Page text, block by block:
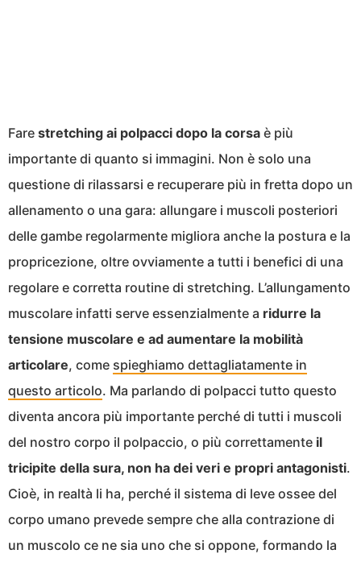
Fare stretching ai polpacci dopo la corsa è più
importante di quanto si immagini. Non è solo una
questione di rilassarsi e recuperare più in fretta dopo un
allenamento o una gara: allungare i muscoli posteriori
delle gambe regolarmente migliora anche la postura e la
propricezione, oltre ovviamente a tutti i benefici di una
regolare e corretta routine di stretching. L’allungamento
muscolare infatti serve essenzialmente a ridurre la
tensione muscolare e ad aumentare la mobilità
articolare, come spieghiamo dettagliatamente in
questo articolo. Ma parlando di polpacci tutto questo
diventa ancora più importante perché di tutti i muscoli
del nostro corpo il polpaccio, o più correttamente il
tricipite della sura, non ha dei veri e propri antagonisti.
Cioè, in realtà li ha, perché il sistema di leve ossee del
corpo umano prevede sempre che alla contrazione di
un muscolo ce ne sia uno che si oppone, formando la